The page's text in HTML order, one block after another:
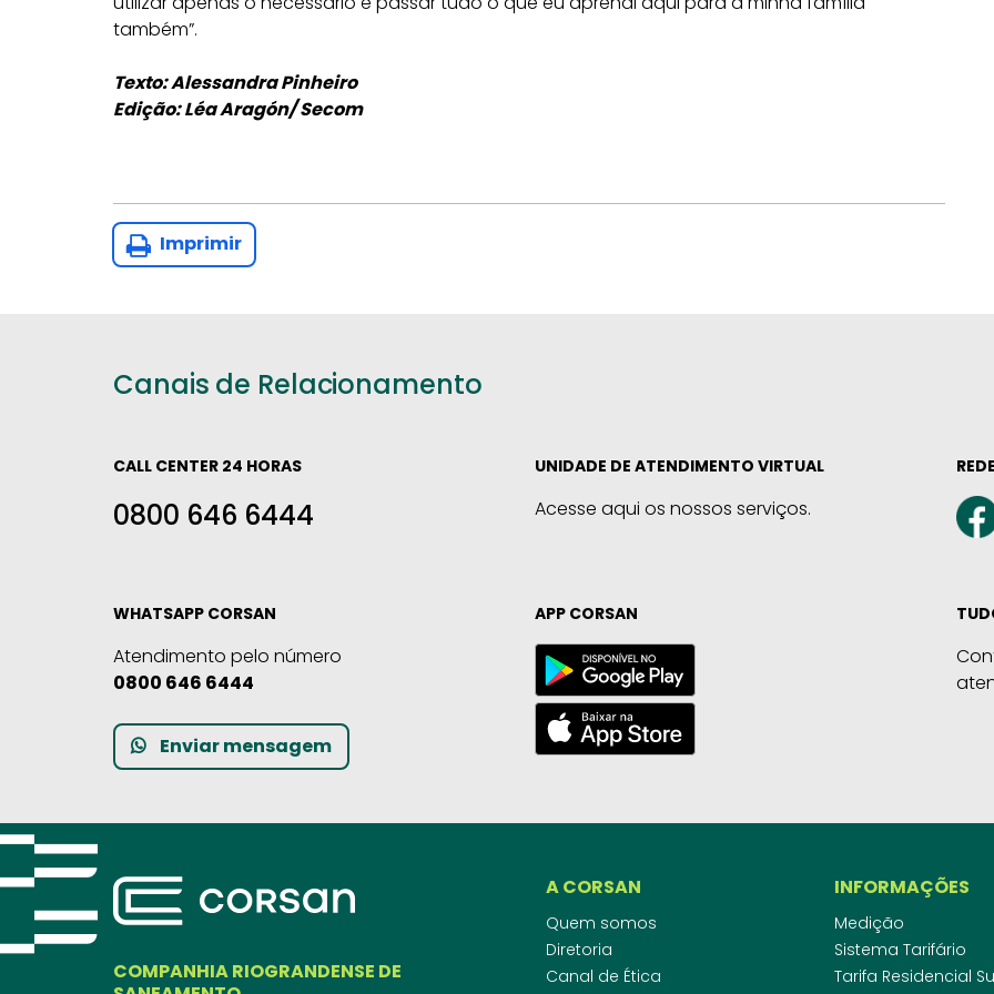
também”.
Texto: Alessandra Pinheiro
Edição: Léa Aragón/ Secom
Imprimir
Canais de Relacionamento
CALL CENTER 24 HORAS
0800 646 6444
UNIDADE DE ATENDIMENTO VIRTUAL
Acesse aqui os nossos serviços.
WHATSAPP CORSAN
Atendimento pelo número
0800 646 6444
Enviar mensagem
APP CORSAN
COMPANHIA RIOGRANDENSE DE
A CORSAN
Quem somos
Diretoria
Canal de Ética
INFORMAÇÕES
Medição
Sistema Tarifário
Tarifa Residencial